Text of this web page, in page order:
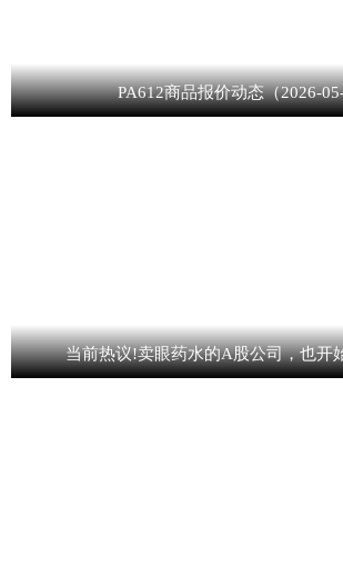
PA612商品报价动态（2026-
当前热议!卖眼药水的A股公司，也开